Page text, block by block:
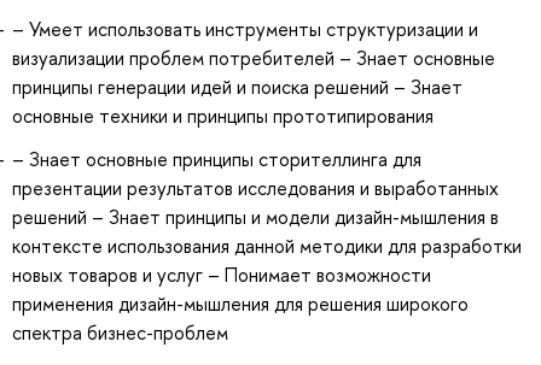
– Умеет использовать инструменты структуризации и
визуализации проблем потребителей – Знает основные
принципы генерации идей и поиска решений – Знает
основные техники и принципы прототипирования
– Знает основные принципы сторителлинга для
презентации результатов исследования и выработанных
решений – Знает принципы и модели дизайн-мышления в
контексте использования данной методики для разработки
новых товаров и услуг – Понимает возможности
применения дизайн-мышления для решения широкого
спектра бизнес-проблем